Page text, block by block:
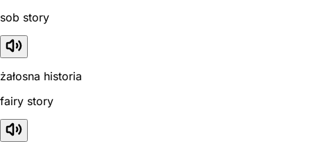
sob story
żałosna historia
fairy story